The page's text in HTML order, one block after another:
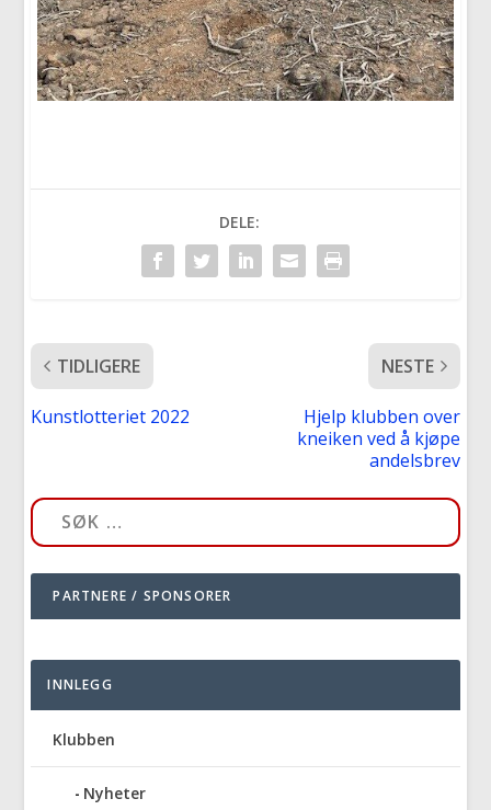
DELE:
TIDLIGERE
Kunstlotteriet 2022
NESTE
Hjelp klubben over
kneiken ved å kjøpe
andelsbrev
PARTNERE / SPONSORER
INNLEGG
Klubben
Nyheter